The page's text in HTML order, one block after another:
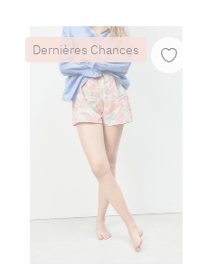
Dernières Chances